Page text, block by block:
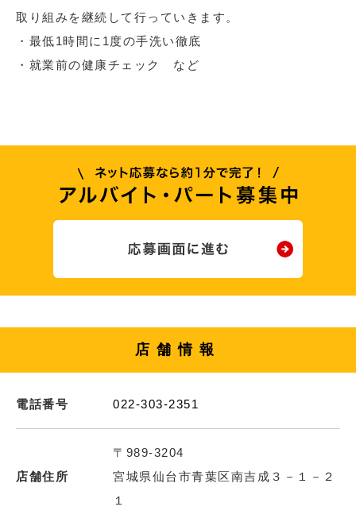
取り組みを継続して行っていきます。
・最低1時間に1度の手洗い徹底
・就業前の健康チェック など
店舗情報
電話番号 022-303-2351
店舗住所
〒989-3204
宮城県仙台市青葉区南吉成３－１－２
１